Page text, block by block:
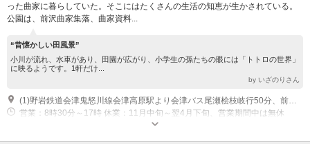
った曲家に暮らしていた。そこにはたくさんの生活の知恵が生かされている。
公園は、前沢曲家集落、曲家資料...
“昔懐かしい田風景”
小川が流れ、水車があり、田園が広がり、小学生の孫たちの眼には「トトロの世界」
に映るようです。1軒だけ...
by いざのりさん
営業：8時30分～17時 休業：11月中旬～翌4月下旬、営業期間中は無休